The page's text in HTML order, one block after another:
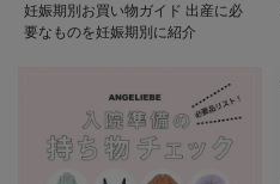
妊娠期別お買い物ガイド 出産に必
要なものを妊娠期別に紹介